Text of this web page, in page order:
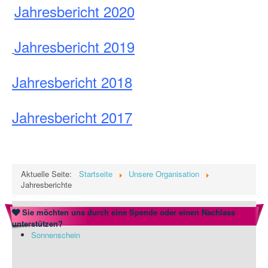
Datenschutz
Jahresbericht 2020
Jahresbericht 2019
Jahresbericht 2018
Jahresbericht 2017
Aktuelle Seite: Startseite
Unsere Organisation
Jahresberichte
Sie möchten uns durch eine Spende oder einen Nachlass
unterstützen?
Sonnenschein